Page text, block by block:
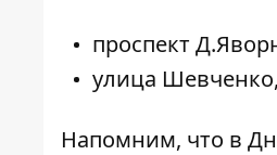
проспект
улица
Напомним, что в